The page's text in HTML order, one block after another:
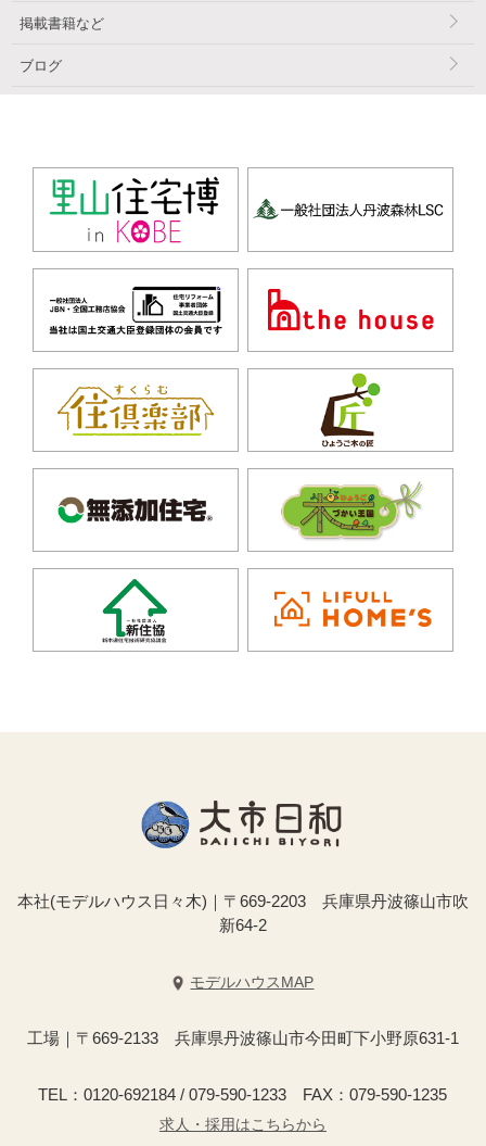
掲載書籍など
ブログ
本社(モデルハウス日々木)｜〒669-2203 兵庫県丹波篠山市吹
新64-2
モデルハウスMAP
工場｜〒669-2133 兵庫県丹波篠山市今田町下小野原631-1
TEL：0120-692184 / 079-590-1233 FAX：079-590-1235
求人・採用はこちらから